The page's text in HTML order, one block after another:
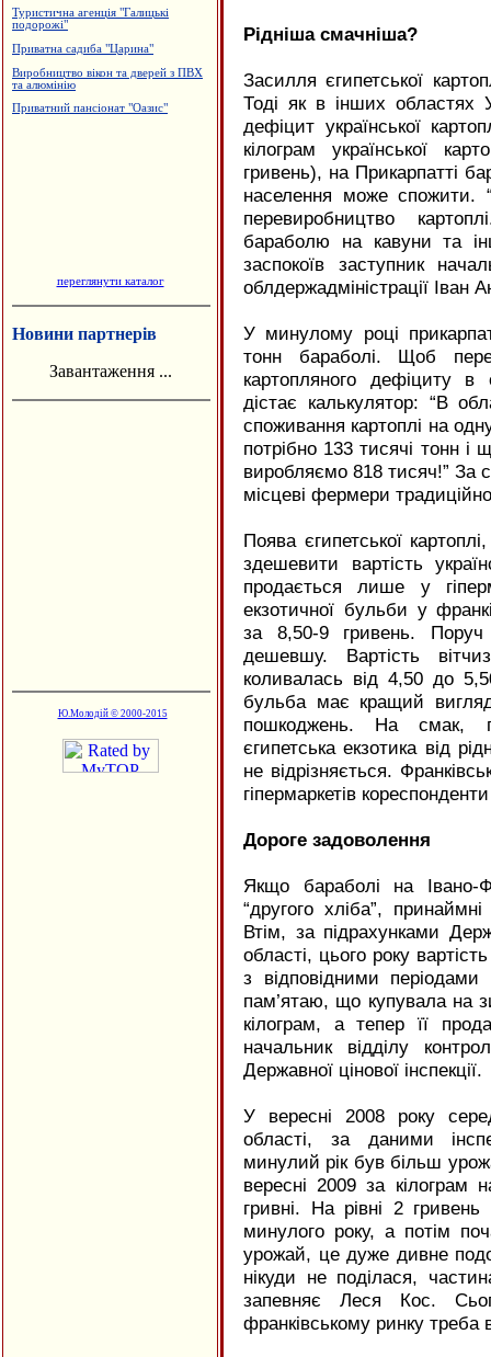
Приватна садиба "Добрий ранок"
"Медлайф"
Град"
переглянути каталог
Новини партнерів
Завантаження ...
Ю.Молодій © 2000-2015
Рідніша смачніша?
Засилля єгипетської
Тоді як в інших областях
дефіцит української
кілограм української
гривень), на Прикарпатті
населення може спожити.
перевиробництво
бараболю на кавуни та
заспокоїв заступник
облдержадміністрації Іван
У минулому році
тонн бараболі. Щоб
картопляного дефіциту
дістає калькулятор: “В
споживання картоплі на
потрібно 133 тисячі тонн
виробляємо 818 тисяч!” За
місцеві фермери
Поява єгипетської
здешевити вартість
продається лише у
екзотичної бульби у
за 8,50-9 гривень.
дешевшу. Вартість
коливалась від 4,50 до
бульба має кращий
пошкоджень. На смак,
єгипетська екзотика від
не відрізняється.
гіпермаркетів
Дороге задоволення
Якщо бараболі на Івано-
“другого хліба”,
Втім, за підрахунками
області, цього року
з відповідними
пам’ятаю, що купувала на
кілограм, а тепер її
начальник відділу
Державної цінової інспекції.
У вересні 2008 року
області, за даними
минулий рік був більш
вересні 2009 за
гривні. На рівні 2
минулого року, а потім
урожай, це дуже дивне
нікуди не поділася,
запевняє Леся Кос.
франківському ринку треба